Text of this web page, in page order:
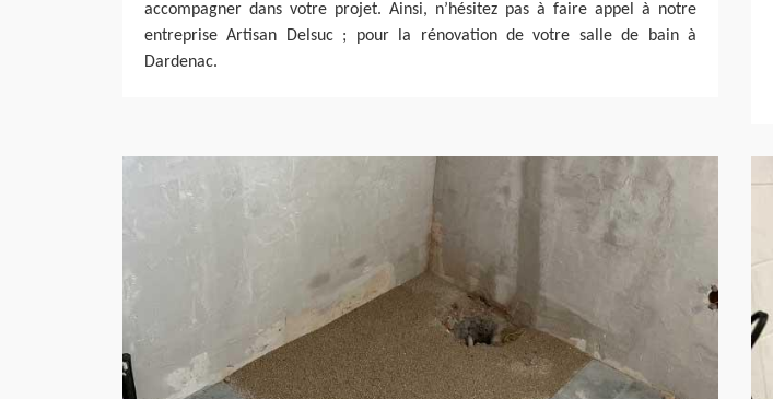
accompagner dans votre projet. Ainsi, n’hésitez pas à faire appel à notre
entreprise Artisan Delsuc ; pour la rénovation de votre salle de bain à
Dardenac.